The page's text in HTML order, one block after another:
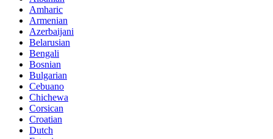
Amharic
Armenian
Azerbaijani
Belarusian
Bengali
Bosnian
Bulgarian
Cebuano
Chichewa
Corsican
Croatian
Dutch